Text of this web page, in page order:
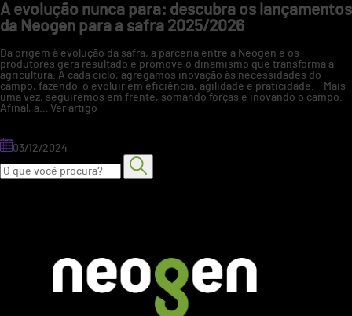
A evolução nunca para: descubra os lançamentos
da Neogen para a safra 2025/2026
Da origem à evolução da safra, a parceria entre a Neogen e os
produtores gera resultado e promove o dinamismo que transforma a
agricultura. A cada ciclo, agregamos inovação às necessidades do
campo, fazendo-o evoluir em eficiência, agilidade e praticidade. Mais
uma vez, seguiremos em frente, somando forças e inovando o campo.
Afinal, a… Ver artigo
03/12/2024